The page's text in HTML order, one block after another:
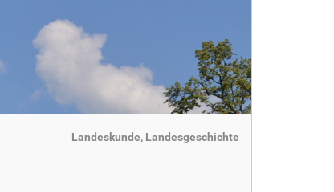
Landeskunde, Landesgeschichte